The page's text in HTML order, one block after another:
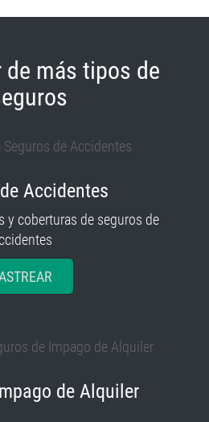
de más tipos de
Accidentes
y coberturas de seguros de
de Alquiler